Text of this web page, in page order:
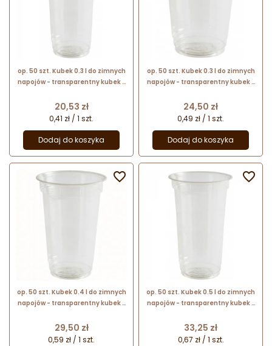
op. 50 szt. Kubek 0.3 l do zimnych
napojów - transparentny kubek z
x wys. 128 mm
Cena
20,53 zł
0,41 zł / 1 szt.
Dodaj do koszyka
op. 50 szt. Kubek 0.3 l do zimnych
napojów - transparentny kubek z
x wys. 117 mm
Cena
24,50 zł
0,49 zł / 1 szt.
Dodaj do koszyka
op. 50 szt. Kubek 0.4 l do zimnych
napojów - transparentny kubek z
x wys. 129 mm
Cena
29,50 zł
0,59 zł / 1 szt.

op. 50 szt. Kubek 0.5 l do zimnych
napojów - transparentny kubek z
x wys. 149 mm
Cena
33,25 zł
0,67 zł / 1 szt.
